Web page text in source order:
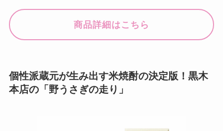
商品詳細はこちら
個性派蔵元が生み出す米焼酎の決定版！黒木
本店の「野うさぎの走り」